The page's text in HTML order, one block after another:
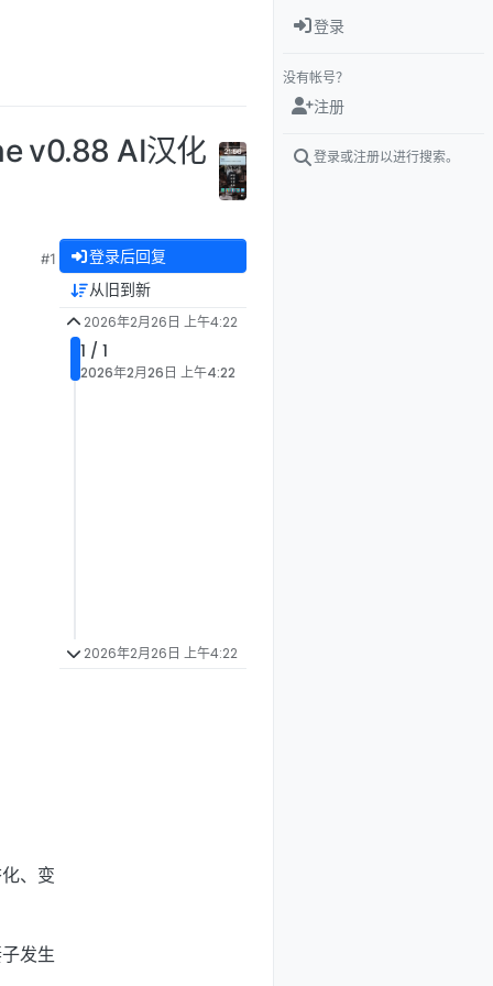
v0.88 AI汉化
#1
、变
发生
登录后回复
从旧到新
2026年2月26日 上午4:22
1 / 1
2026年2月26日 上午4:22
2026年2月26日 上午4:22
登录
没有帐号？
注册
登录或注册以进行搜索。